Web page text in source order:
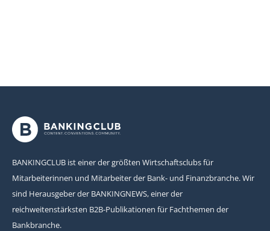
BANKINGCLUB ist einer der größten Wirtschaftsclubs für
Mitarbeiterinnen und Mitarbeiter der Bank- und Finanzbranche. Wir
sind Herausgeber der BANKINGNEWS, einer der
reichweitenstärksten B2B-Publikationen für Fachthemen der
Bankbranche.